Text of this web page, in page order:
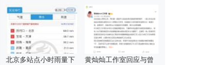
北京多站点小时雨量下
黄灿灿工作室回应与曾